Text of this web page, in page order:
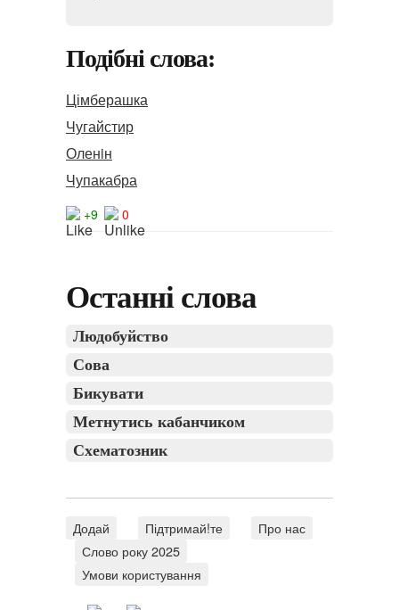
Подібні слова:
Цімберашка
Чугайстир
Оленiн
Чупакабра
+9 0
Останні слова
Людобуйство
Сова
Бикувати
Метнутись кабанчиком
Схематозник
Додай Підтримай!те
Про нас
Слово року 2025
Умови користування